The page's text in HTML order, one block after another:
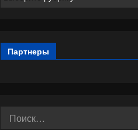
Партнеры
Найти: